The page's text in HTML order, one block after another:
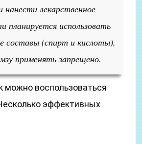
нанести лекарственное
планируется использовать
составы (спирт и кислоты),
применять запрещено.
можно воспользоваться
эффективных